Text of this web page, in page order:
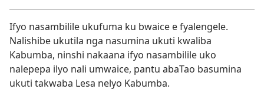
Ifyo nasambilile ukufuma ku bwaice e fyalengele.
Nalishibe ukutila nga nasumina ukuti kwaliba
Kabumba, ninshi nakaana ifyo nasambilile uko
nalepepa ilyo nali umwaice, pantu abaTao basumina
ukuti takwaba Lesa nelyo Kabumba.